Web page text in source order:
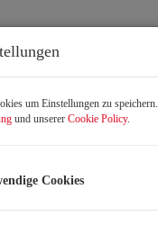
um Einstellungen zu
und unserer Cookie Policy.
Cookies